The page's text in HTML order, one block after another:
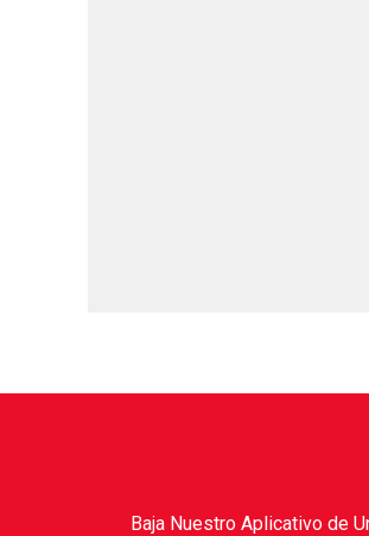
Baja Nuestro Aplicativo de